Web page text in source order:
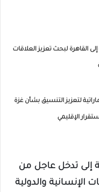
القاهرة لبحث تعزيز العلاقات
لتعزيز التنسيق بشأن غزة
الإقليمي
إلى تدخل عاجل من
والدولية